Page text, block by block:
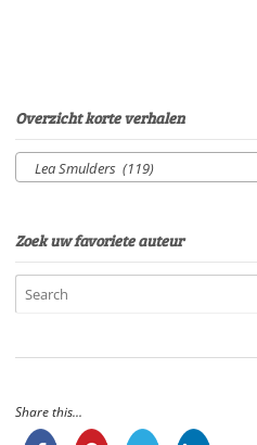
Overzicht korte verhalen
Lea Smulders (119)
Zoek uw favoriete auteur
Share this...